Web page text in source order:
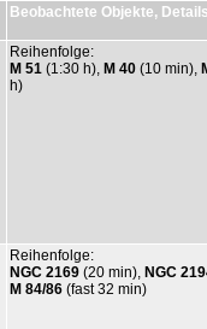
Beobachtete Objekte, Details
Reihenfolge:
M 51 (1:30 h), M 40 (10 min),
h)
Reihenfolge:
NGC 2169 (20 min), NGC
M 84/86 (fast 32 min)